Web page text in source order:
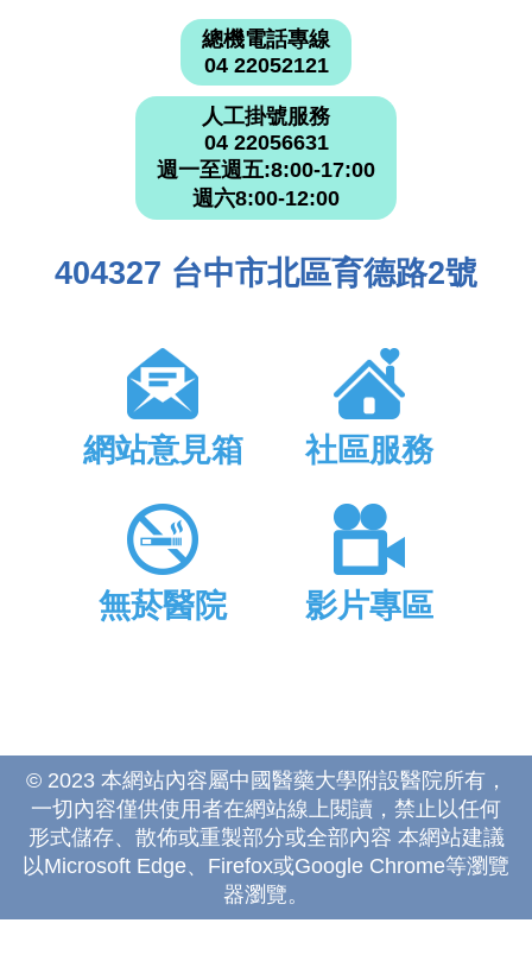
總機電話專線
04 22052121
人工掛號服務
04 22056631
週一至週五:8:00-17:00
週六8:00-12:00
404327 台中市北區育德路2號
網站意見箱 社區服務
無菸醫院 影片專區
© 2023 本網站內容屬中國醫藥大學附設醫院所有，
一切內容僅供使用者在網站線上閱讀，禁止以任何
形式儲存、散佈或重製部分或全部內容 本網站建議
以Microsoft Edge、Firefox或Google Chrome等瀏覽
器瀏覽。